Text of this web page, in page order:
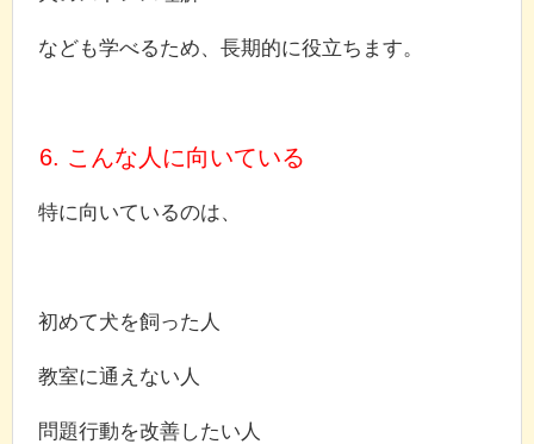
なども学べるため、長期的に役立ちます。
6. こんな人に向いている
特に向いているのは、
初めて犬を飼った人
教室に通えない人
問題行動を改善したい人